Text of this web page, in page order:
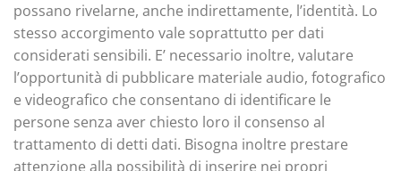
possano rivelarne, anche indirettamente, l’identità. Lo
stesso accorgimento vale soprattutto per dati
considerati sensibili. E’ necessario inoltre, valutare
l’opportunità di pubblicare materiale audio, fotografico
e videografico che consentano di identificare le
persone senza aver chiesto loro il consenso al
trattamento di detti dati. Bisogna inoltre prestare
attenzione alla possibilità di inserire nei propri